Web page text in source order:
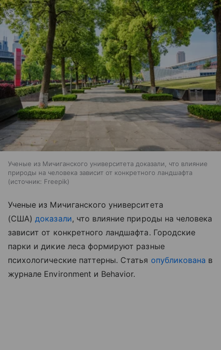
Ученые из Мичиганского университета доказали, что влияние
природы на человека зависит от конкретного ландшафта
источник: Freepik
Ученые из Мичиганского университета
(США)доказали, что влияние природы на человека
зависит от конкретного ландшафта. Городские
парки и дикие леса формируют разные
психологические паттерны. Статья опубликована в
журнале Environment и Behavior.